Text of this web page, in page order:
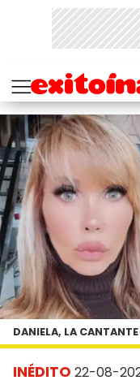
INÉDITO 22-08-
DANIELA, LA